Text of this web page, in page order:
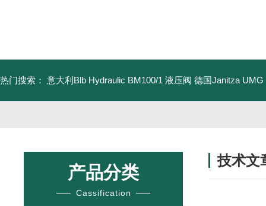
热门搜索： 意大利Blb Hydraulic BM100/1 液压阀 德国Janitza UMG
产品分类
Cassification
技术文